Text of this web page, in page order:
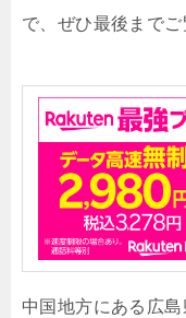
で、ぜひ最後までご
中国地方にある広